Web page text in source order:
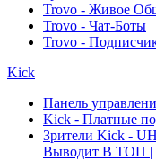
Trovo - Живое
Trovo - Чат-Боты
Trovo -
Kick
Панель
Kick - Платные
Зрители Kick -
Выводит В ТОП |